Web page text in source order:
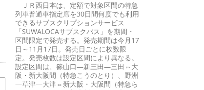
ＪＲ西日本は、定額で対象区間の特急
列車普通車指定席を30日間何度でも利用
できるサブスクリプションサービス
「SUWALOCAサブスクパス」を期間・
区間限定で発売する。発売期間は今月17
日～11月17日。発売日ごとに枚数限
定。発売枚数は設定区間により異なる。
設定区間は、篠山口―新三田―三田⇔大
阪・新大阪間（特急こうのとり）、野洲
―草津―大津⇔新大阪・大阪間（特急ら